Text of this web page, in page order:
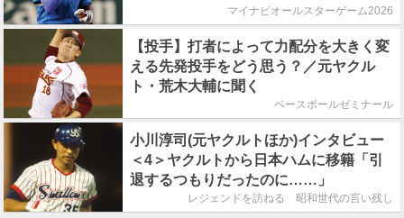
マイナビオールスターゲーム2026
【投手】打者によって力配分を大きく変
える先発投手をどう思う？／元ヤクル
ト・荒木大輔に聞く
ベースボールゼミナール
小川淳司(元ヤクルトほか)インタビュー
＜4＞ヤクルトから日本ハムに移籍「引
退するつもりだったのに……」
レジェンドを訪ねる 昭和世代の言い残し